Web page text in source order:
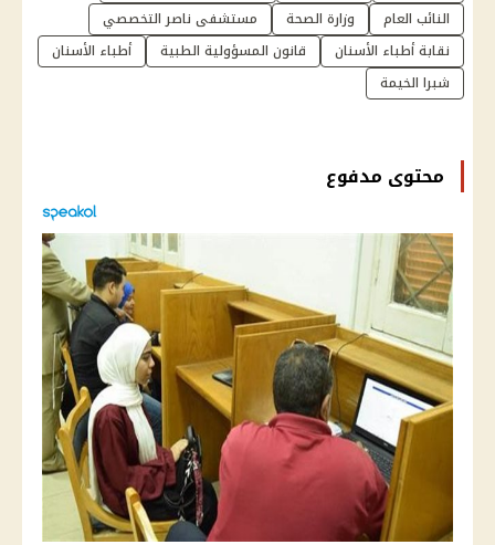
النائب العام
وزارة الصحة
مستشفى ناصر التخصصي
نقابة أطباء الأسنان
قانون المسؤولية الطبية
أطباء الأسنان
شبرا الخيمة
محتوى مدفوع